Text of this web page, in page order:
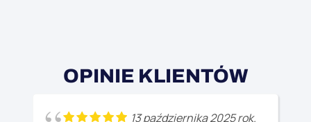
OPINIE KLIENTÓW
13 października 2025 rok.